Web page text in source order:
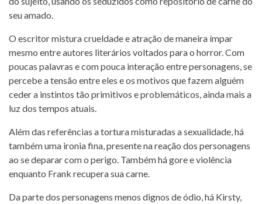
seu amado.
O escritor mistura crueldade e atração de maneira ímpar
mesmo entre autores literários voltados para o horror. Com
poucas palavras e com pouca interação entre personagens, se
percebe a tensão entre eles e os motivos que fazem alguém
ceder a instintos tão primitivos e problemáticos, ainda mais a
luz dos tempos atuais.
Além das referências a tortura misturadas a sexualidade, há
também uma ironia fina, presente na reação dos personagens
ao se deparar com o perigo. Também há gore e violência
enquanto Frank recupera sua carne.
Da parte dos personagens menos dignos de ódio, há Kirsty,